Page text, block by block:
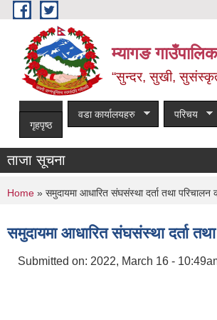
Skip to main content
म्यागङ
“सुन्दर, सुखी,
गृहपृष्ठ
वडा कार्यालयहरु परिचय
ताजा सूचना
You are here
Home » समुदायमा आधारित संघसंस्था दर्ता तथा परिचालन
समुदायमा आधारित संघसंस्था दर्ता
Submitted on: 2022, March 16 -